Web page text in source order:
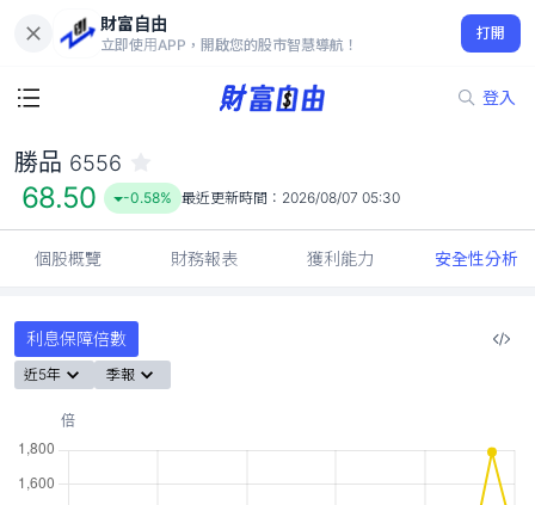
財富自由
立即使用APP，開啟您的股市智慧導航！
打開
登入
68.50
-0.58%
勝品 6556
68.50 -0.58% 最近更新時間： 2026/08/07 05:30
個股概覽 財務報表 獲利能力 安全性分析
利息保障倍數
近5年 季報